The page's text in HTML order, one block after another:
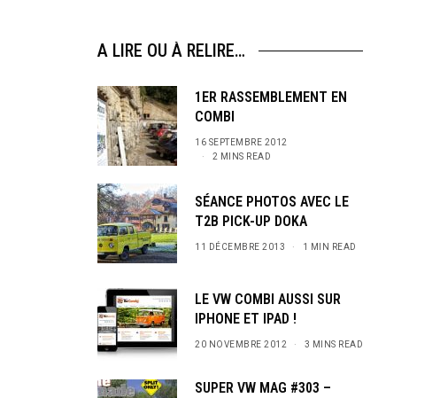
A LIRE OU À RELIRE…
1ER RASSEMBLEMENT EN
COMBI
16 SEPTEMBRE 2012
2 MINS READ
SÉANCE PHOTOS AVEC LE
T2B PICK-UP DOKA
11 DÉCEMBRE 2013 1 MIN READ
LE VW COMBI AUSSI SUR
IPHONE ET IPAD !
20 NOVEMBRE 2012 3 MINS READ
SUPER VW MAG #303 –